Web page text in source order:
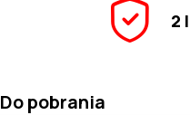
2
Do pobrania